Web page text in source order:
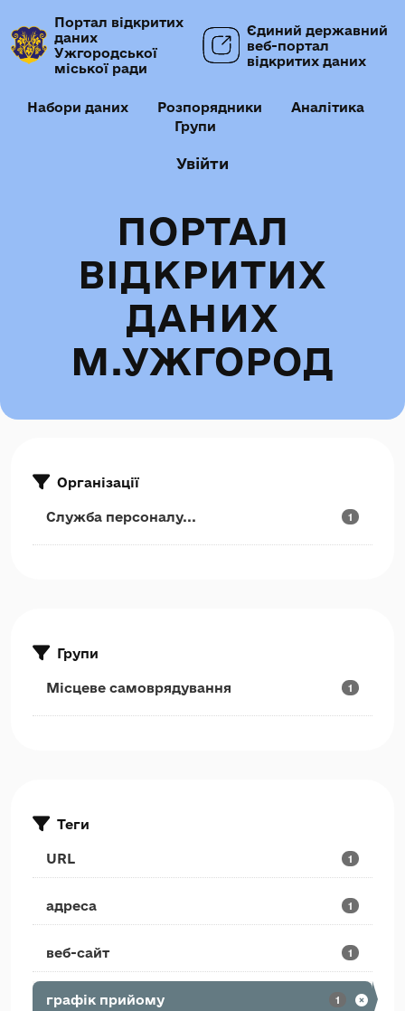
Портал відкритих
даних
Ужгородської
міської ради
Єдиний державний
веб-портал
відкритих даних
Набори даних Розпорядники
Аналітика
Групи
Увійти
ПОРТАЛ
ВІДКРИТИХ
ДАНИХ
М.УЖГОРОД
Організації
Служба персоналу... 1
Групи
Місцеве самоврядування 1
Теги
URL 1
адреса 1
веб-сайт 1
графік прийому 1